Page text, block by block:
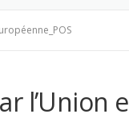
l’Union